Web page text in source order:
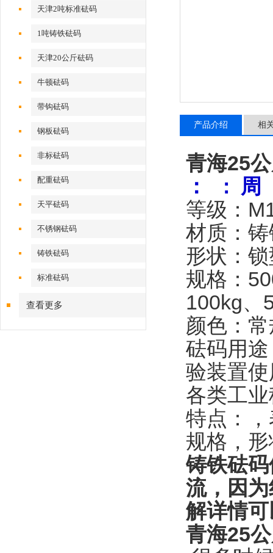
天津2吨标准砝码
1吨铸铁砝码
天津20公斤砝码
牛顿砝码
带钩砝码
钢板砝码
非标砝码
配重砝码
天平砝码
不锈钢砝码
铸铁砝码
标准砝码
查看更多
产品介绍 相
青海25
：
: 周
等级：
材质：
形状：
规格：
100kg、
颜色：
砝码用
验装置
各类工
特点：
规格，
铸铁砝
流，因
解详情
青海25